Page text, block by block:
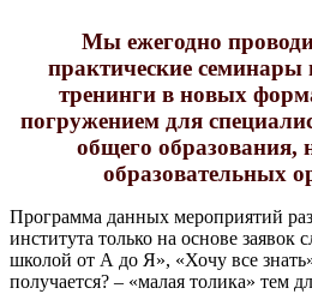
Мы ежегодно
практические семинары
тренинги в новых
погружением для
общего образования,
образовательных
Программа данных мероприятий
института только на основе заявок
школой от А до Я», «Хочу все
получается? – «малая толика» тем